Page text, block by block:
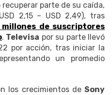
recuperar parte de su caída,
2,15 – USD 2,49), tras
de suscriptores
. Televisa por su parte llevó
por acción, tras iniciar la
un promedio
los crecimientos de Sony